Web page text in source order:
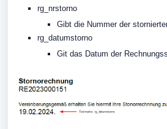
rg_nrstorno
Gibt die Nummer der
rg_datumstorno
Git das Datum der